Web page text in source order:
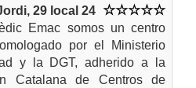
29 local 24
Emac somos un centro
por el Ministerio
y la DGT, adherido a la
Catalana de Centros de